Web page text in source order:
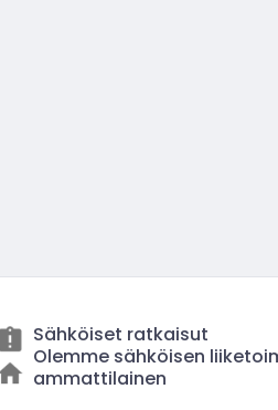
Sähköiset ratkaisut
Olemme sähköisen
ammattilainen